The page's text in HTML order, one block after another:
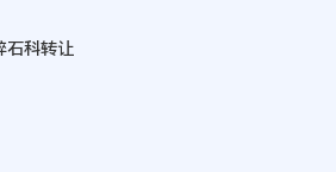
石科转让